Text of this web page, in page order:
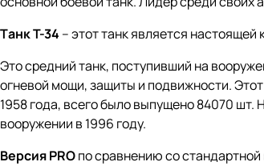
Tанк T-34 – этот танк является
Это средний танк, поступивший на
огневой мощи, защиты и подвижности.
1958 года, всего было выпущено 84070 шт.
вооружении в 1996 году.
Версия PROпо сравнению со